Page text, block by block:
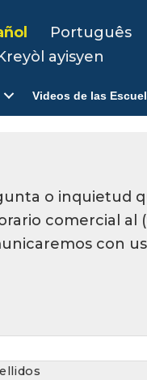
Português
ayisyen
Videos de las
o inquietud
comercial al
con